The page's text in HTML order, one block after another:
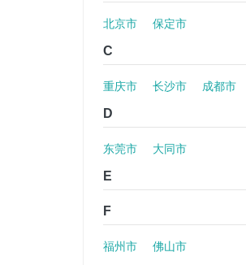
北京市 保定市
C
重庆市 长沙市 成都市
D
东莞市 大同市
E
F
福州市 佛山市